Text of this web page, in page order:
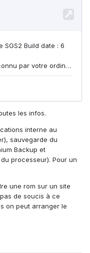
les infos.
interne au
sauvegarde du
Backup et
processeur). Pour un
une rom sur un site
de soucis à ce
on peut arranger le